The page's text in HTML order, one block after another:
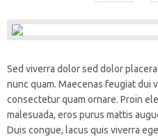
Sed viverra dolor sed dolor
nunc quam. Maecenas feugiat dui
consectetur quam ornare. Proin
malesuada, eros purus mattis
Duis congue, lacus quis viverra